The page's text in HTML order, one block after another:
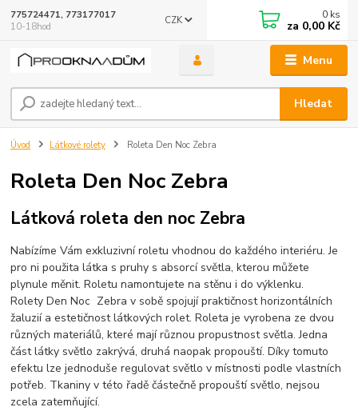
Menu
CZK
Hledat
775724471, 773177017
10-18hod
0 ks
za 0,00 Kč
Úvod Látkové rolety Roleta Den Noc Zebra
Roleta Den Noc Zebra
Látková roleta den noc Zebra
Nabízíme Vám exkluzivní roletu vhodnou do každého interiéru. Je
pro ni použita látka s pruhy s absorcí světla, kterou můžete
plynule měnit. Roletu namontujete na stěnu i do výklenku.
Rolety Den Noc Zebra v sobě spojují praktičnost horizontálních
žaluzií a estetičnost látkových rolet. Roleta je vyrobena ze dvou
různých materiálů, které mají různou propustnost světla. Jedna
část látky světlo zakrývá, druhá naopak propouští. Díky tomuto
efektu lze jednoduše regulovat světlo v místnosti podle vlastních
potřeb. Tkaniny v této řadě částečně propouští světlo, nejsou
zcela zatemňující.